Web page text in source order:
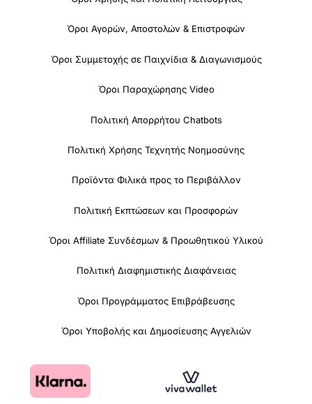
Όροι Αγορών, Αποστολών & Επιστροφών
Όροι Συμμετοχής σε Παιχνίδια & Διαγωνισμούς
Όροι Παραχώρησης Video
Πολιτική Απορρήτου Chatbots
Πολιτική Χρήσης Τεχνητής Νοημοσύνης
Προϊόντα Φιλικά προς το Περιβάλλον
Πολιτική Εκπτώσεων και Προσφορών
Όροι Affiliate Συνδέσμων & Προωθητικού Υλικού
Πολιτική Διαφημιστικής Διαφάνειας
Όροι Προγράμματος Επιβράβευσης
Όροι Υποβολής και Δημοσίευσης Αγγελιών